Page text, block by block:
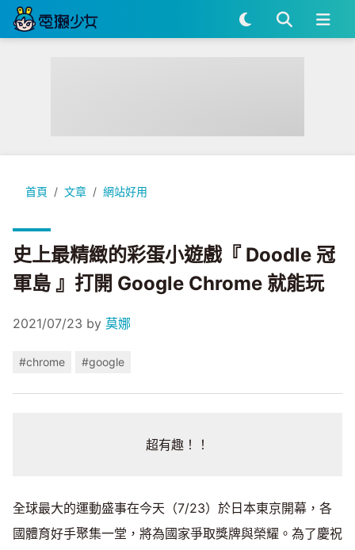
首頁 文章 網站好用
史上最精緻的彩蛋小遊戲『 Doodle 冠軍島 』打開 Google
史上最精緻的彩蛋小遊戲『 Doodle 冠
軍島 』打開 Google Chrome 就能玩
2021/07/23 by 莫娜
#chrome #google
超有趣！！
全球最大的運動盛事在今天（7/23）於日本東京開幕，各
國體育好手聚集一堂，將為國家爭取獎牌與榮耀。為了慶祝